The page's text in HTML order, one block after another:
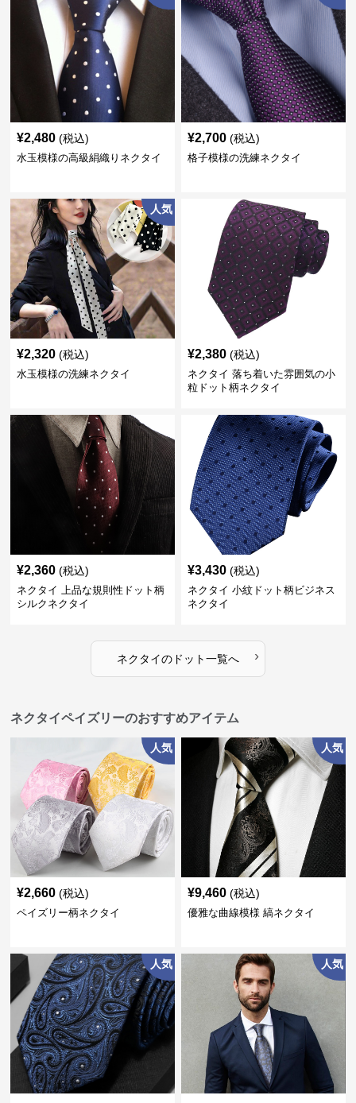
¥2,480 (税込)
水玉模様の高級絹織りネクタイ
¥2,700 (税込)
格子模様の洗練ネクタイ
人気
¥2,320 (税込)
水玉模様の洗練ネクタイ
¥2,380 (税込)
ネクタイ 落ち着いた雰囲気の小
粒ドット柄ネクタイ
¥2,360 (税込)
ネクタイ 上品な規則性ドット柄
シルクネクタイ
¥3,430 (税込)
ネクタイ 小紋ドット柄ビジネス
ネクタイ
ネクタイのドット一覧へ ›
ネクタイペイズリーのおすすめアイテム
人気
¥2,660 (税込)
ペイズリー柄ネクタイ
人気
¥9,460 (税込)
優雅な曲線模様 縞ネクタイ
人気 人気